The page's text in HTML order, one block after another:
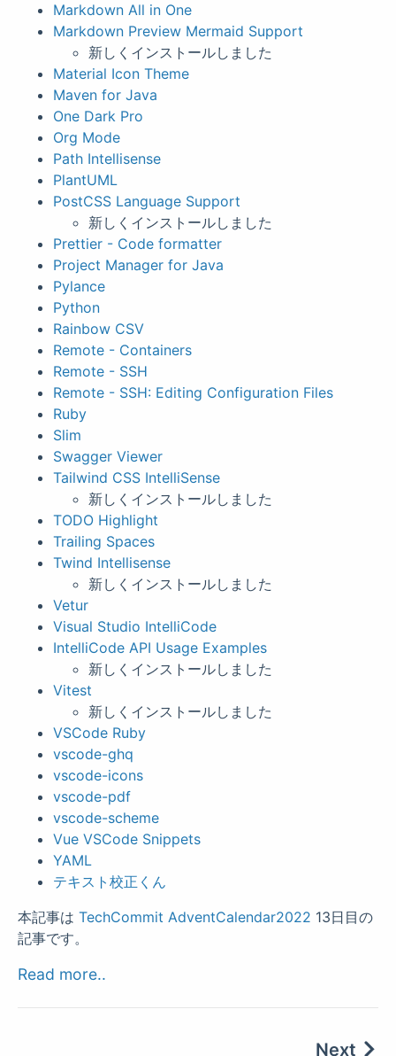
Markdown All in One
Markdown Preview Mermaid Support
新しくインストールしました
Material Icon Theme
Maven for Java
One Dark Pro
Org Mode
Path Intellisense
PlantUML
PostCSS Language Support
新しくインストールしました
Prettier - Code formatter
Project Manager for Java
Pylance
Python
Rainbow CSV
Remote - Containers
Remote - SSH
Remote - SSH: Editing Configuration Files
Ruby
Slim
Swagger Viewer
Tailwind CSS IntelliSense
新しくインストールしました
TODO Highlight
Trailing Spaces
Twind Intellisense
新しくインストールしました
Vetur
Visual Studio IntelliCode
IntelliCode API Usage Examples
新しくインストールしました
Vitest
新しくインストールしました
VSCode Ruby
vscode-ghq
vscode-icons
vscode-pdf
vscode-scheme
Vue VSCode Snippets
YAML
テキスト校正くん
本記事は TechCommit AdventCalendar2022 13日目の
記事です。
Read more..
Next